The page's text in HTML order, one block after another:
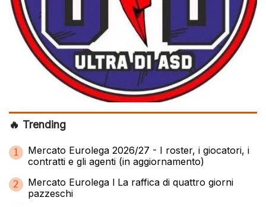
🔥 Trending
1
Mercato Eurolega 2026/27 - I roster, i giocatori, i
contratti e gli agenti (in aggiornamento)
2
Mercato Eurolega l La raffica di quattro giorni
pazzeschi